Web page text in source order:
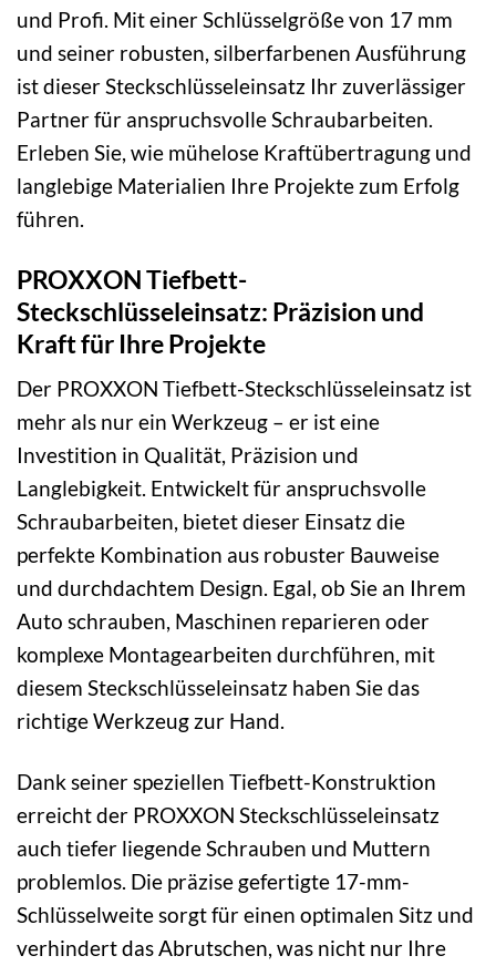
und Profi. Mit einer Schlüsselgröße von 17 mm
und seiner robusten, silberfarbenen Ausführung
ist dieser Steckschlüsseleinsatz Ihr zuverlässiger
Partner für anspruchsvolle Schraubarbeiten.
Erleben Sie, wie mühelose Kraftübertragung und
langlebige Materialien Ihre Projekte zum Erfolg
führen.
PROXXON Tiefbett-
Steckschlüsseleinsatz: Präzision und
Kraft für Ihre Projekte
Der PROXXON Tiefbett-Steckschlüsseleinsatz ist
mehr als nur ein Werkzeug – er ist eine
Investition in Qualität, Präzision und
Langlebigkeit. Entwickelt für anspruchsvolle
Schraubarbeiten, bietet dieser Einsatz die
perfekte Kombination aus robuster Bauweise
und durchdachtem Design. Egal, ob Sie an Ihrem
Auto schrauben, Maschinen reparieren oder
komplexe Montagearbeiten durchführen, mit
diesem Steckschlüsseleinsatz haben Sie das
richtige Werkzeug zur Hand.
Dank seiner speziellen Tiefbett-Konstruktion
erreicht der PROXXON Steckschlüsseleinsatz
auch tiefer liegende Schrauben und Muttern
problemlos. Die präzise gefertigte 17-mm-
Schlüsselweite sorgt für einen optimalen Sitz und
verhindert das Abrutschen, was nicht nur Ihre